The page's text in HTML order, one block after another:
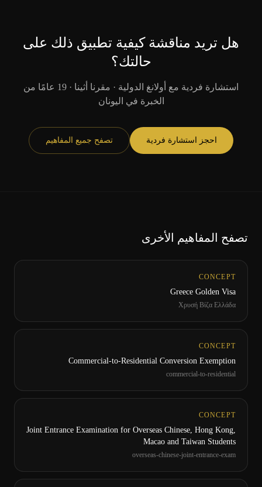
هل تريد مناقشة كيفية تطبيق ذلك على
حالتك؟
استشارة فردية مع أولانغ الدولية · مقرنا أثينا · 19 عامًا من
الخبرة في اليونان
احجز استشارة فردية تصفح جميع المفاهيم
تصفح المفاهيم الأخرى
CONCEPT
Greece Golden Visa
Χρυσή Βίζα Ελλάδα
CONCEPT
Commercial-to-Residential Conversion Exemption
commercial-to-residential
CONCEPT
Joint Entrance Examination for Overseas Chinese, Hong Kong,
Macao and Taiwan Students
overseas-chinese-joint-entrance-exam